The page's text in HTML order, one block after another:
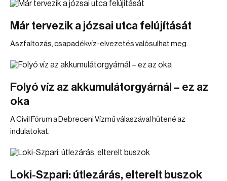
Már tervezik a józsai utca felújítását
Aszfaltozás, csapadékvíz-elvezetés valósulhat meg.
Folyó víz az akkumulátorgyárnál – ez az
oka
A Civil Fórum a Debreceni Vízmű válaszával hűtené az
indulatokat.
Loki-Szpari: útlezárás, elterelt buszok